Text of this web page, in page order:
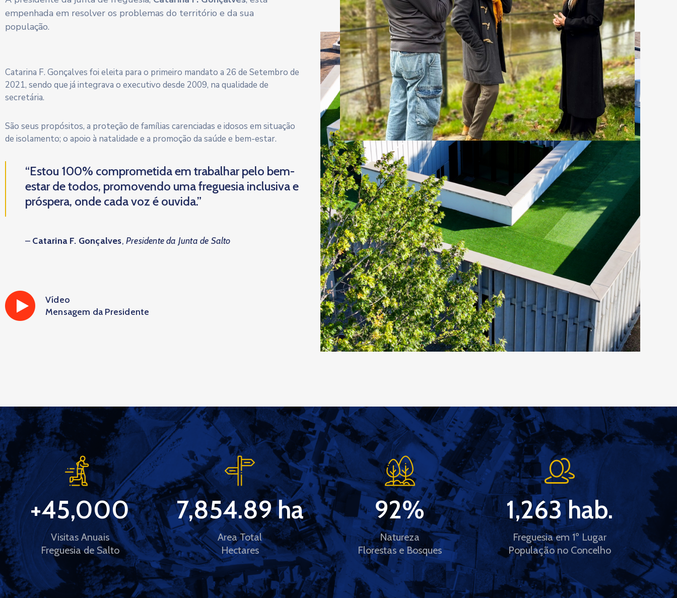
empenhada em resolver os problemas do território e da sua
população.
Catarina F. Gonçalves foi eleita para o primeiro mandato a 26 de Setembro de
2021, sendo que já integrava o executivo desde 2009, na qualidade de
secretária.
São seus propósitos, a proteção de famílias carenciadas e idosos em situação
de isolamento; o apoio à natalidade e a promoção da saúde e bem-estar.
“Estou 100% comprometida em trabalhar pelo bem-
estar de todos, promovendo uma freguesia inclusiva e
próspera, onde cada voz é ouvida.”
– Catarina F. Gonçalves, Presidente da Junta de Salto
Vídeo
Mensagem da Presidente
Visitas Anuais
Freguesia de Salto
+45,000
Area Total
Hectares
7,854.89 ha
Natureza
Florestas e Bosques
92%
Freguesia em 1º Lugar
População no Concelho
1,263 hab.